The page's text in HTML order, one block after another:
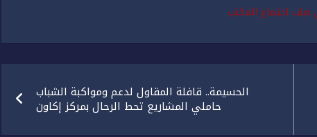
اجتماع المكتب
الحسيمة.. قافلة المقاول لدعم ومواكبة الشباب
حاملي المشاريع تحط الرحال بمركز إكاون